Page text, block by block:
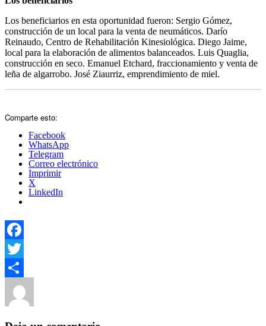
Los beneficiarios en esta oportunidad fueron: Sergio Gómez,
construcción de un local para la venta de neumáticos. Darío
Reinaudo, Centro de Rehabilitación Kinesiológica. Diego Jaime,
local para la elaboración de alimentos balanceados. Luis Quaglia,
construcción en seco. Emanuel Etchard, fraccionamiento y venta de
leña de algarrobo. José Ziaurriz, emprendimiento de miel.
Comparte esto:
Facebook
WhatsApp
Telegram
Correo electrónico
Imprimir
X
LinkedIn
Facebook
Twitter
Compartir